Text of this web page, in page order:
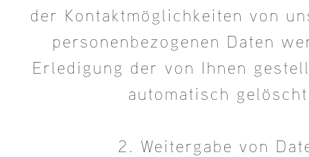
der Kontaktmöglichkeiten von
personenbezogenen Daten
Erledigung der von Ihnen
automatisch
2. Weitergabe von